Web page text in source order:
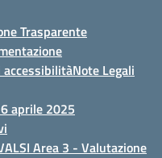
Trasparente
accessibilitàNote Legali
aprile 2025
Area 3 - Valutazione